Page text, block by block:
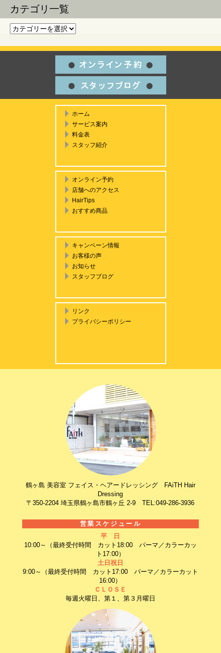
カテゴリ一覧
カテゴリ一覧
ホーム
サービス案内
料金表
スタッフ紹介
オンライン予約
店舗へのアクセス
HairTips
おすすめ商品
キャンペーン情報
お客様の声
お知らせ
スタッフブログ
リンク
プライバシーポリシー
鶴ヶ島 美容室 フェイス・ヘアードレッシング FAiTH Hair
Dressing
〒350-2204 埼玉県鶴ヶ島市鶴ヶ丘 2-9 TEL:049-286-3936
営業スケジュール
平 日
10:00～（最終受付時間 カット18:00 パーマ／カラーカッ
ト17:00）
土日祝日
9:00～（最終受付時間 カット17:00 パーマ／カラーカット
16:00）
ＣＬＯＳＥ
毎週火曜日、第１、第３月曜日